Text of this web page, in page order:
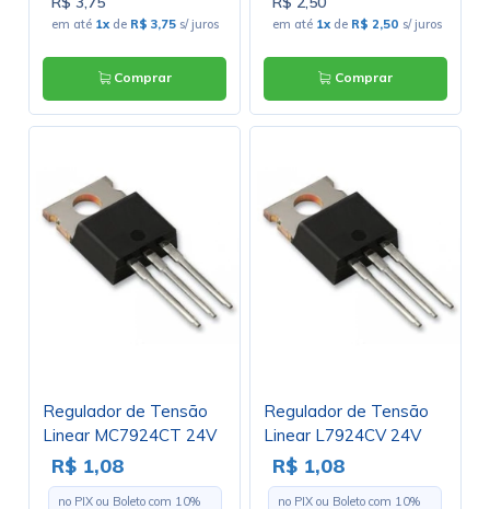
em até 1x de R$ 3,75 s/ juros
Comprar
em até 1x de R$ 2,50 s/ juros
Comprar
Regulador de Tensão
Linear MC7924CT 24V
1A Negativo TO220 -
ON - Cód. Loja 652
R$ 1,08
no PIX ou Boleto com 10%
Regulador de Tensão
Linear L7924CV 24V
1A Negativo TO220
R$ 1,08
no PIX ou Boleto com 10%